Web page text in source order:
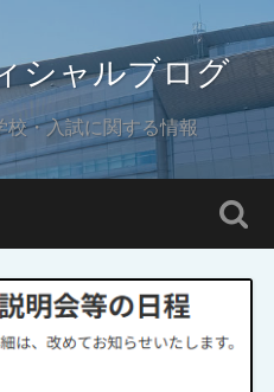
シャルブログ
・入試に関する情報